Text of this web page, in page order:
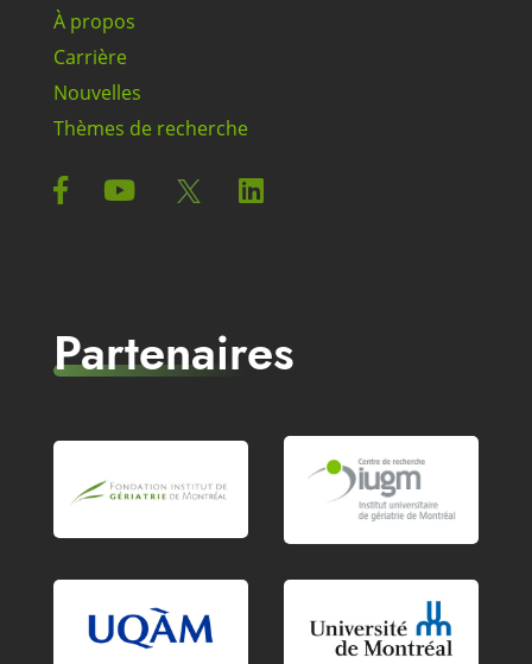
À propos
Carrière
Nouvelles
Thèmes de recherche
Partenaires